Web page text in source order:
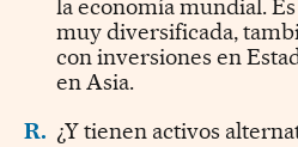
la economía mundial.
muy diversificada,
con inversiones en
en Asia.
R. ¿Y tienen activos